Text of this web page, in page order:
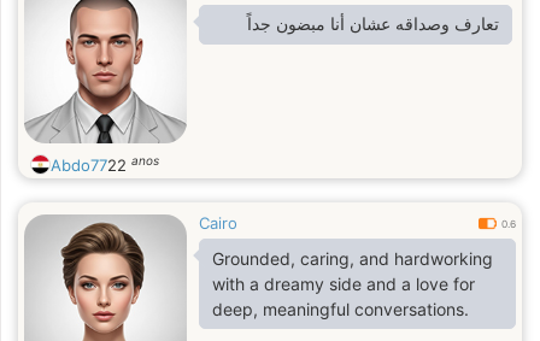
تعارف وصداقه عشان أنا مبضون جداً
Abdo7722 anos
Cairo 0.6
Grounded, caring, and hardworking
with a dreamy side and a love for
deep, meaningful conversations.